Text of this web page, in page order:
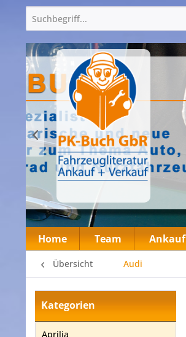
Home Team Ankauf
Übersicht Audi
Kategorien
Aprilia